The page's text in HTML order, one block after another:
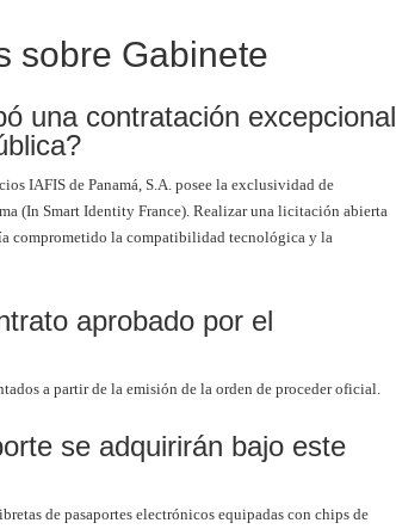
sobre Gabinete
una contratación excepcional
IAFIS de Panamá, S.A. posee la exclusividad de
(In Smart Identity France). Realizar una licitación abierta
comprometido la compatibilidad tecnológica y la
aprobado por el
a partir de la emisión de la orden de proceder oficial.
se adquirirán bajo este
de pasaportes electrónicos equipadas con chips de